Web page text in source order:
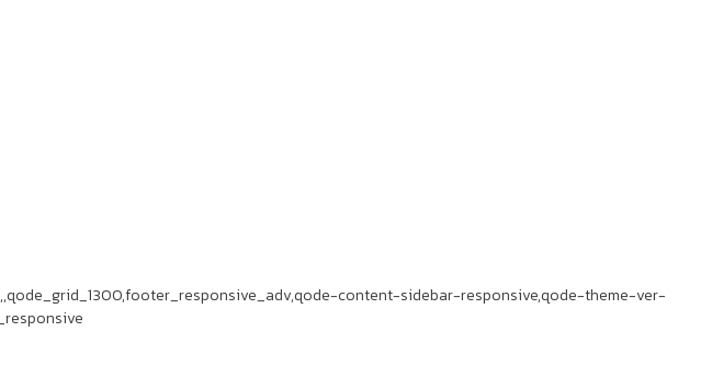
content-sidebar-responsive,qode-theme-ver-